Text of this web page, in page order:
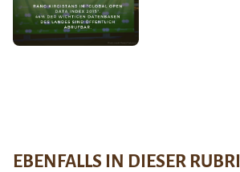
EBENFALLS IN DIESER